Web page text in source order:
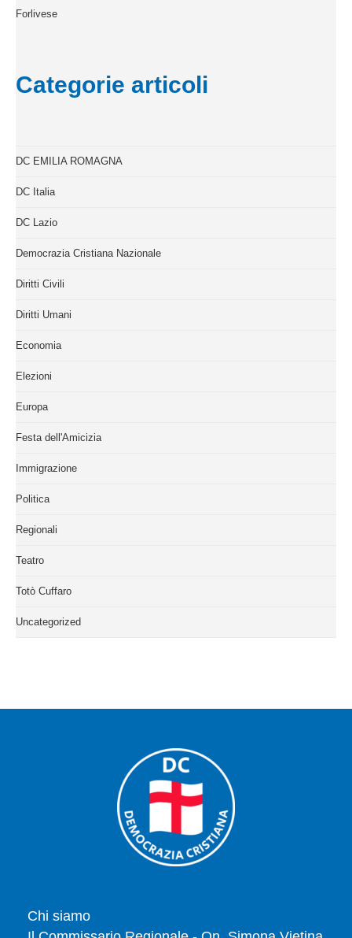
Forlivese
Categorie articoli
DC EMILIA ROMAGNA
DC Italia
DC Lazio
Democrazia Cristiana Nazionale
Diritti Civili
Diritti Umani
Economia
Elezioni
Europa
Festa dell'Amicizia
Immigrazione
Politica
Regionali
Teatro
Totò Cuffaro
Uncategorized
Chi siamo